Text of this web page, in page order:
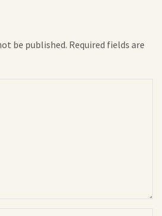
be published. Required fields are